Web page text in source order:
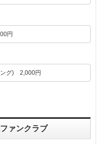
円
ング) 2,000円
ァンクラブ